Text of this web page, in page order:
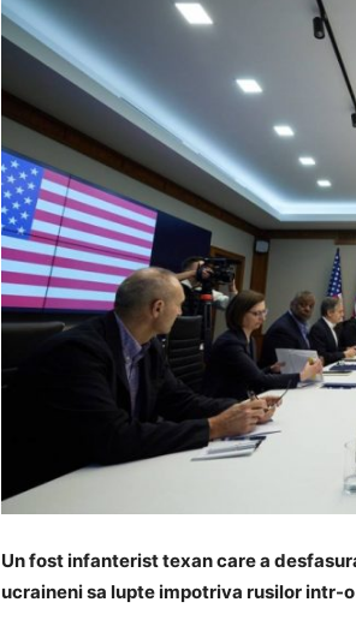
Un fost infanterist texan care a
ucraineni sa lupte impotriva rusilor intr-